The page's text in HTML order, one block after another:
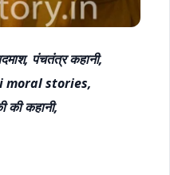
पंचतंत्र कहानी,
moral stories,
कहानी,